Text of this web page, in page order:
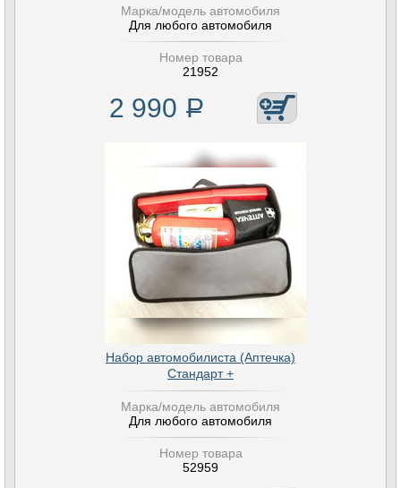
Марка/модель автомобиля
Для любого автомобиля
Номер товара
21952
2 990 Р
Набор автомобилиста (Аптечка)
Стандарт +
Марка/модель автомобиля
Для любого автомобиля
Номер товара
52959